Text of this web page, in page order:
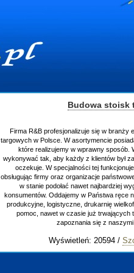
Budowa stoisk
Firma R&B profesjonalizuje się w branży
targowych w Polsce. W asortymencie
które realizujemy w wprawny sposób.
wykonywać tak, aby każdy z klientów był
oczekuje. W specjalności tej
obsługując firmy oraz organizacje
w stanie podołać nawet najbardziej
konsumentów. Oddajemy w Państwa ręce
produkcyjne, logistyczne, drukarnię
pomoc, nawet w czasie już trwających
zapoznania się z
Wyświetleń: 20594 /